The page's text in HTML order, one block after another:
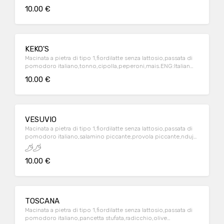
tomatoes source ,sausages,mixed mushrooms,coocking
10.00 €
KEKO'S
Macinata a pietra di tipo 1,fiordilatte senza lattosio,passata di
pomodoro italiano,tonno,cipolla,peperoni,mais.ENG:Italian
tomatoes source ,tuna,onion,bell peppers,corn
10.00 €
VESUVIO
Macinata a pietra di tipo 1,fiordilatte senza lattosio,passata di
pomodoro italiano,salamino piccante,provola piccante,nduja
calabra,peperoncino.ENG:Italian stone-ground flour,lactose-
free italian milk mozzarella,italian tomatoes souce
,pepperoni,nduja,spicey provola cheese,chilli
10.00 €
TOSCANA
Macinata a pietra di tipo 1,fiordilatte senza lattosio,passata di
pomodoro italiano,pancetta stufata,radicchio,olive